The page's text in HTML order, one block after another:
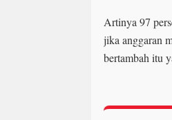
Artinya 97
jika anggaran
bertambah itu